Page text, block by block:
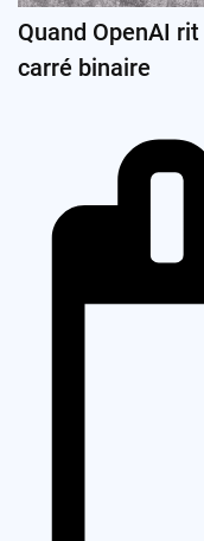
Quand OpenAI
carré binaire